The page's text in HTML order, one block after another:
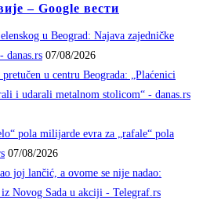
– Google вести
u Beograd: Najava zajedničke
danas.rs 07/08/2026
u centru Beograda: „Plaćenici
i udarali metalnom stolicom“ - danas.rs
pola milijarde evra za „rafale“ pola
07/08/2026
joj lančić, a ovome se nije nadao:
Novog Sada u akciji - Telegraf.rs